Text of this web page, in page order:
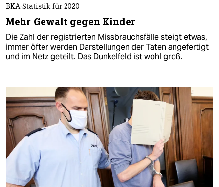
BKA-Statistik für 2020
Mehr Gewalt gegen Kinder
Die Zahl der registrierten Missbrauchsfälle steigt etwas,
immer öfter werden Darstellungen der Taten angefertigt
und im Netz geteilt. Das Dunkelfeld ist wohl groß.